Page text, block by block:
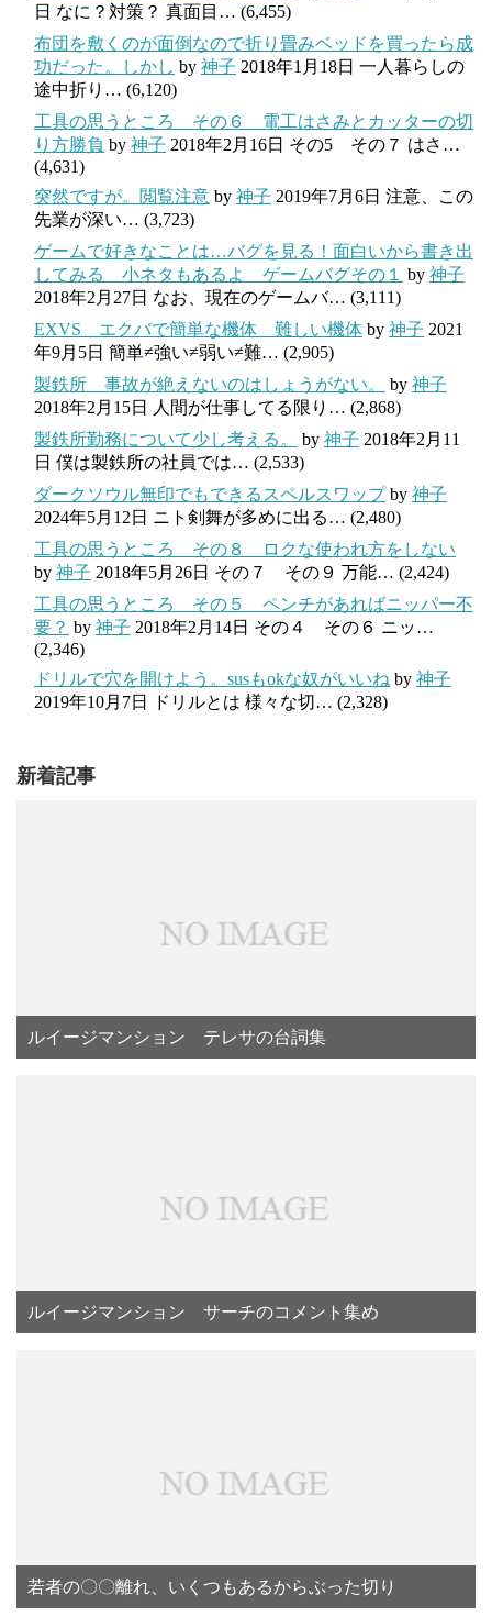
日 なに？対策？ 真面目… (6,455)
布団を敷くのが面倒なので折り畳みベッドを買ったら成
功だった。しかし by 神子 2018年1月18日 一人暮らしの
途中折り… (6,120)
工具の思うところ その６ 電工はさみとカッターの切
り方勝負 by 神子 2018年2月16日 その5 その７ はさ…
(4,631)
突然ですが。閲覧注意 by 神子 2019年7月6日 注意、この
先業が深い… (3,723)
ゲームで好きなことは…バグを見る！面白いから書き出
してみる 小ネタもあるよ ゲームバグその１
by 神子
2018年2月27日 なお、現在のゲームバ… (3,111)
EXVS エクバで簡単な機体 難しい機体 by 神子 2021
年9月5日 簡単≠強い≠弱い≠難… (2,905)
製鉄所 事故が絶えないのはしょうがない。
by 神子
2018年2月15日
人間が仕事してる限り… (2,868)
製鉄所勤務について少し考える。
by 神子 2018年2月11
日 僕は製鉄所の社員では… (2,533)
ダークソウル無印でもできるスペルスワップby 神子
2024年5月12日 ニト剣舞が多めに出る… (2,480)
工具の思うところ その８ ロクな使われ方をしない
by 神子 2018年5月26日 その７ その９ 万能… (2,424)
工具の思うところ その５ ペンチがあればニッパー不
要？ by 神子 2018年2月14日 その４ その６ ニッ…
(2,346)
ドリルで穴を開けよう。susもokな奴がいいね by 神子
2019年10月7日
ドリルとは 様々な切… (2,328)
新着記事
ルイージマンション テレサの台詞集
ルイージマンション サーチのコメント集め
若者の〇〇離れ、いくつもあるからぶった切り